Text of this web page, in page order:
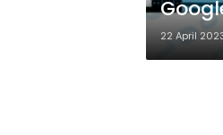
22 April